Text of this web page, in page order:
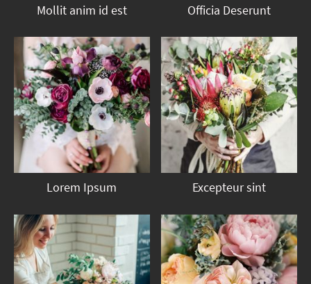
Mollit anim id est Officia Deserunt
Lorem Ipsum Excepteur sint